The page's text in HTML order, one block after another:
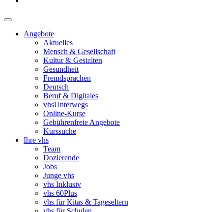
Angebote
Aktuelles
Mensch & Gesellschaft
Kultur & Gestalten
Gesundheit
Fremdsprachen
Deutsch
Beruf & Digitales
vhsUnterwegs
Online-Kurse
Gebührenfreie Angebote
Kurssuche
Ihre vhs
Team
Dozierende
Jobs
Junge vhs
vhs Inklusiv
vhs 60Plus
vhs für Kitas & Tageseltern